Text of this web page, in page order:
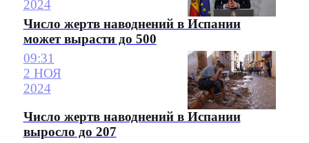
2024
Число жертв наводнений в Испании
может вырасти до 500
09:31
2 НОЯ
2024
Число жертв наводнений в Испании
выросло до 207